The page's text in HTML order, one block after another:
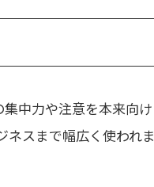
中力や注意を本来向け
ネスまで幅広く使われま